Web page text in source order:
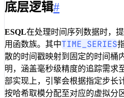
底层逻辑#
ESQL在处理时间序列数据时，
用函数族。其中TIME_SERIES
散的时间戳映射到固定的时间桶
明，涵盖毫秒级精度的追踪需求
部实现上，引擎会根据指定步长
按哈希取模分配至对应的虚拟分